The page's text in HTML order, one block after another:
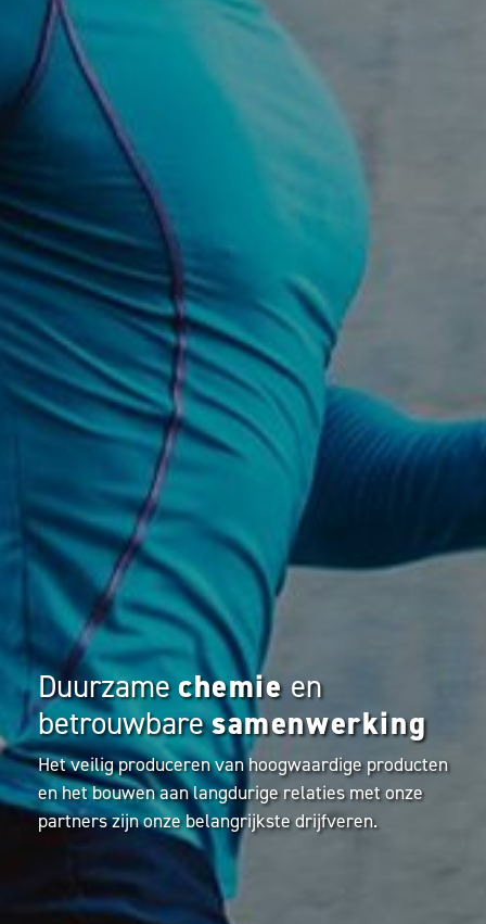
Duurzamechemieen
betrouwbaresamenwerking
Het veilig produceren van hoogwaardige producten
en het bouwen aan langdurige relaties met onze
partners zijn onze belangrijkste drijfveren.